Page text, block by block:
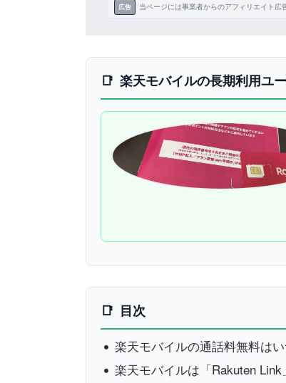
広告 当ページには事業者からのアフィリエイト広
楽天モバイルの長期利用ユ
目次
楽天モバイルの通話料無料は
楽天モバイルは「Rakuten